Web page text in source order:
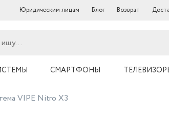
Юридическим лицам Блог Возврат
СМАРТФОНЫ
VIPE Nitro X3